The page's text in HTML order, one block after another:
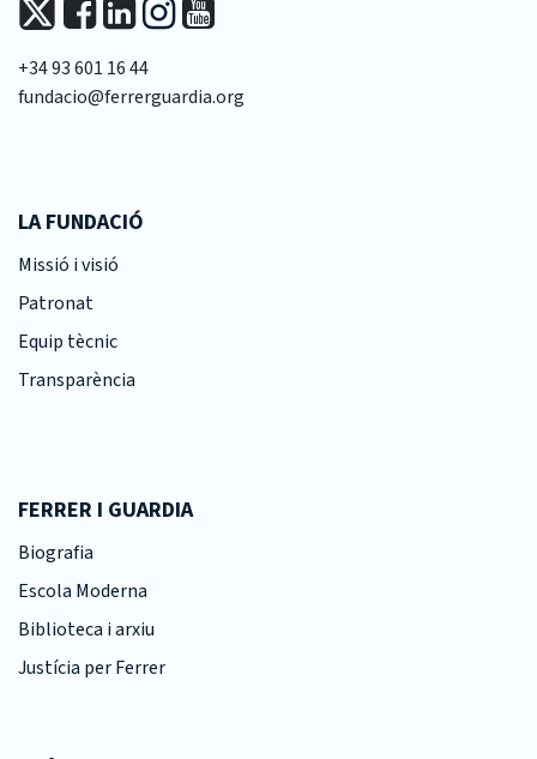
+34 93 601 16 44
fundacio@ferrerguardia.org
LA FUNDACIÓ
Missió i visió
Patronat
Equip tècnic
Transparència
FERRER I GUARDIA
Biografia
Escola Moderna
Biblioteca i arxiu
Justícia per Ferrer